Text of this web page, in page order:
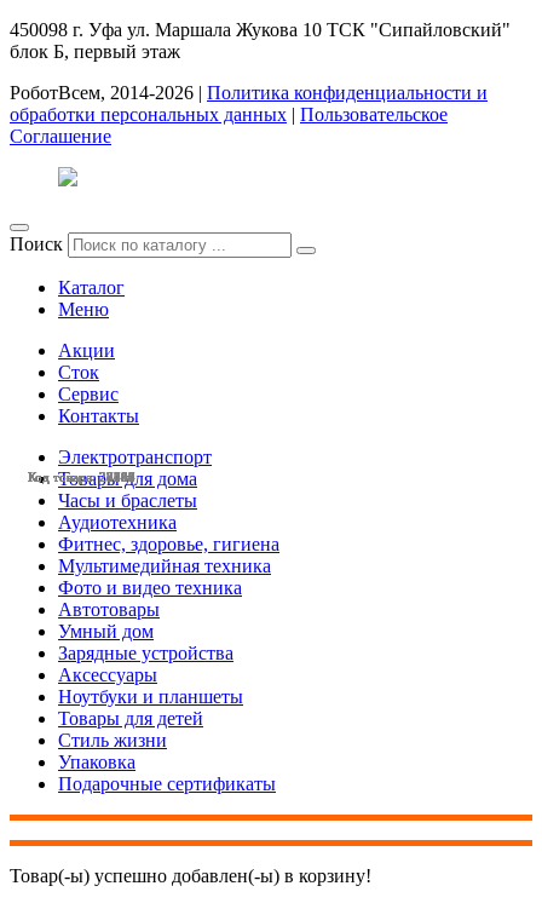
Код товара: 28497
Код товара: 28430
Код товара: 27785
Код товара: 27783
Код товара: 27607
Код товара: 27281
Код товара: 27146
Код товара: 26769
Код товара: 24614
Код товара: 23593
Код товара: 28455
Код товара: 28454
450098 г. Уфа ул. Маршала Жукова 10 ТСК "Сипайловский"
блок Б, первый этаж
РоботВсем, 2014-2026 | Политика конфиденциальности и
обработки персональных данных | Пользовательское
Соглашение
Поиск
Каталог
Меню
Акции
Сток
Сервис
Контакты
Электротранспорт
Товары для дома
Часы и браслеты
Аудиотехника
Фитнес, здоровье, гигиена
Мультимедийная техника
Фото и видео техника
Автотовары
Умный дом
Зарядные устройства
Аксессуары
Ноутбуки и планшеты
Товары для детей
Стиль жизни
Упаковка
Подарочные сертификаты
Товар(-ы) успешно добавлен(-ы) в корзину!